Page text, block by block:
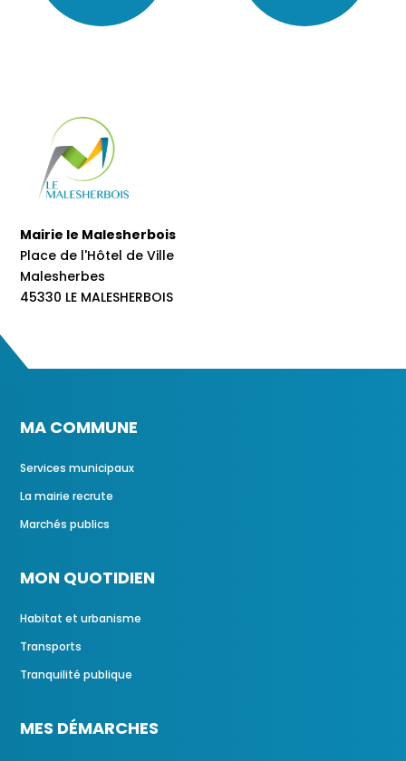
Mairie le Malesherbois
Place de l'Hôtel de Ville
Malesherbes
45330 LE MALESHERBOIS
MA COMMUNE
Services municipaux
La mairie recrute
Marchés publics
MON QUOTIDIEN
Habitat et urbanisme
Transports
Tranquilité publique
MES DÉMARCHES